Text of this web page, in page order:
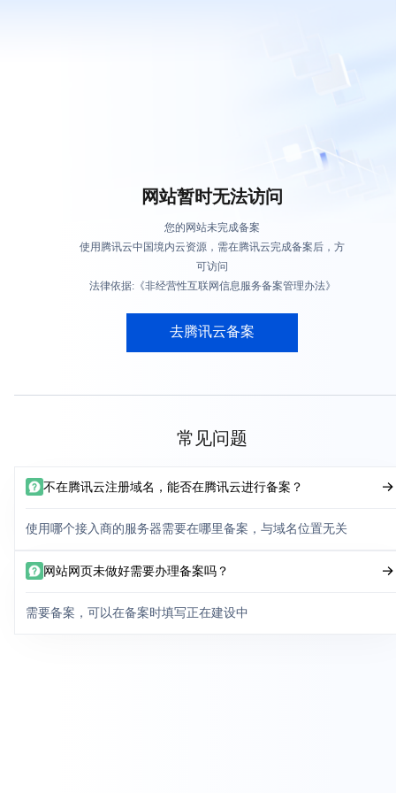
网站暂时无法访问
您的网站未完成备案
使用腾讯云中国境内云资源，需在腾讯云完成备案后，方
可访问
法律依据:《非经营性互联网信息服务备案管理办法》
去腾讯云备案
常见问题
不在腾讯云注册域名，能否在腾讯云进行备案？
使用哪个接入商的服务器需要在哪里备案，与域名位置无关
网站网页未做好需要办理备案吗？
需要备案，可以在备案时填写正在建设中